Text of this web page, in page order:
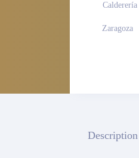
Zaragoza
Description